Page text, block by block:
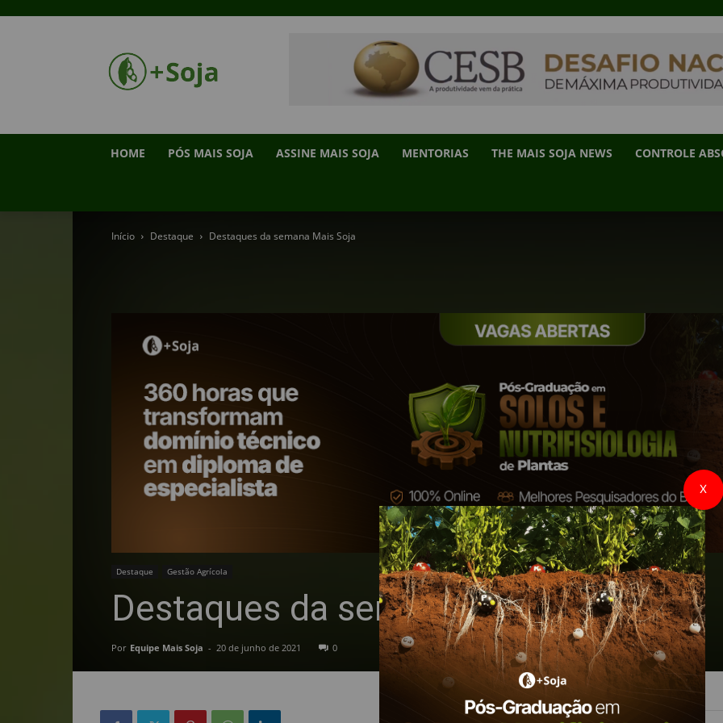
HOME PÓS MAIS SOJA ASSINE MAIS SOJA MENTORIAS THE MAIS SOJA NEWS CONTROLE
Início Destaque Destaques da semana Mais Soja
Destaque Gestão Agrícola
Destaques da semana Mais Soja
Por Equipe Mais Soja - 20 de junho de 2021 0
X